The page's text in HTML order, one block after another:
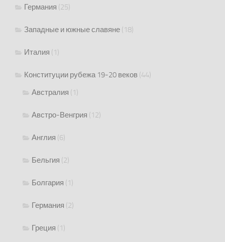
Германия (25)
Западные и южные славяне (18)
Италия (1)
Конституции рубежа 19-20 веков (44)
Австралия (1)
Австро-Венгрия (12)
Англия (6)
Бельгия (2)
Болгария (1)
Германия (2)
Греция (1)